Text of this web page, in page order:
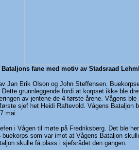
Bataljons fane med motiv av Stadsraad
Jan Erik Olson og John Steffensen.
grunnleggende fordi at korpset ikke ble
av jentene de 4 første årene. Vågens
sjef het Heidi Raftevold. Vågens Bataljon
mai.
i Vågen til møte på Fredriksberg. Det ble
som var imot at Vågens Bataljon
skulle få plass i sjefsrådet den gangen.